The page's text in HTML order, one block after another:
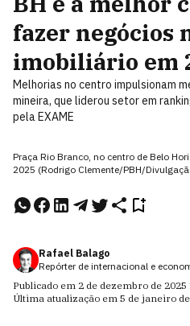
fazer negócios
imobiliário em
Melhorias no centro impulsionam
mineira, que liderou setor em
pela EXAME
Praça Rio Branco, no centro de Belo
2025 (Rodrigo Clemente/PBH/
Rafael Balago
Repórter de internacional e
Publicado em 2 de dezembro de 2025
Última atualização em 5 de janeiro